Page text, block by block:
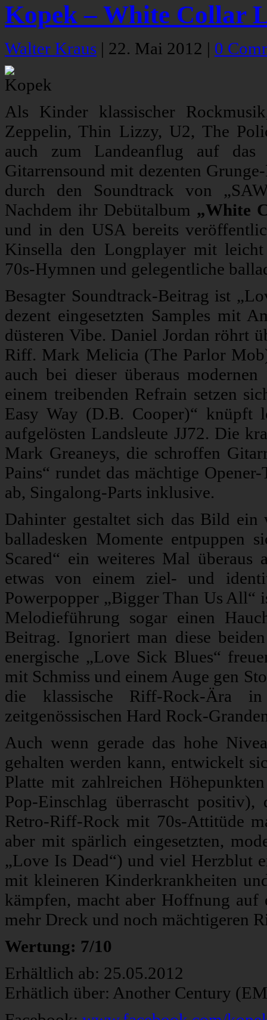
Kopek – White Collar
Walter Kraus | 22. Mai 2012 | 0
Als Kinder klassischer
Zeppelin, Thin Lizzy, U2, The
auch zum Landeanflug auf das
Gitarrensound mit dezenten
durch den Soundtrack von
Nachdem ihr Debütalbum „White
und in den USA bereits
Kinsella den Longplayer mit
70s-Hymnen und gelegentliche
Besagter Soundtrack-Beitrag ist
dezent eingesetzten Samples mit
düsteren Vibe. Daniel Jordan röhrt
Riff. Mark Melicia (The Parlor
auch bei dieser überaus
einem treibenden Refrain setzen
Easy Way (D.B. Cooper)“ knüpft
aufgelösten Landsleute JJ72. Die
Mark Greaneys, die schroffen
Pains“ rundet das mächtige
ab, Singalong-Parts inklusive.
Dahinter gestaltet sich das Bild
balladesken Momente entpuppen
Scared“ ein weiteres Mal überaus
etwas von einem ziel- und
Powerpopper „Bigger Than Us All“
Melodieführung sogar einen
Beitrag. Ignoriert man diese
energische „Love Sick Blues“
mit Schmiss und einem Auge gen
die klassische Riff-Rock-Ära
zeitgenössischen Hard Rock-
Auch wenn gerade das hohe
gehalten werden kann, entwickelt
Platte mit zahlreichen
Pop-Einschlag überrascht
Retro-Riff-Rock mit 70s-Attitüde
aber mit spärlich eingesetzten,
„Love Is Dead“) und viel Herzblut
mit kleineren Kinderkrankheiten
kämpfen, macht aber Hoffnung
mehr Dreck und noch mächtigeren
Wertung: 7/10
Erhältlich ab: 25.05.2012
Erhätlich über: Another Century